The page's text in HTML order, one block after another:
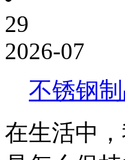
29
2026-07
不锈钢
在生活中